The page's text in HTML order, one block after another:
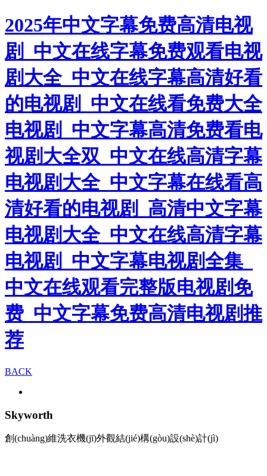
2025年中文字幕免费高清电视
剧_中文在线字幕免费观看电视
剧大全_中文在线字幕高清好看
的电视剧_中文在线看免费大全
电视剧_中文字幕高清免费看电
视剧大全双_中文在线高清字幕
电视剧大全_中文字幕在线看高
清好看的电视剧_高清中文字幕
电视剧大全_中文在线高清字幕
电视剧_中文字幕电视剧全集_
中文在线观看完整版电视剧免
费_中文字幕免费高清电视剧推
荐
BACK
Skyworth
創(chuàng)維洗衣機(jī)外觀結(jié)構(gòu)設(shè)計(jì)